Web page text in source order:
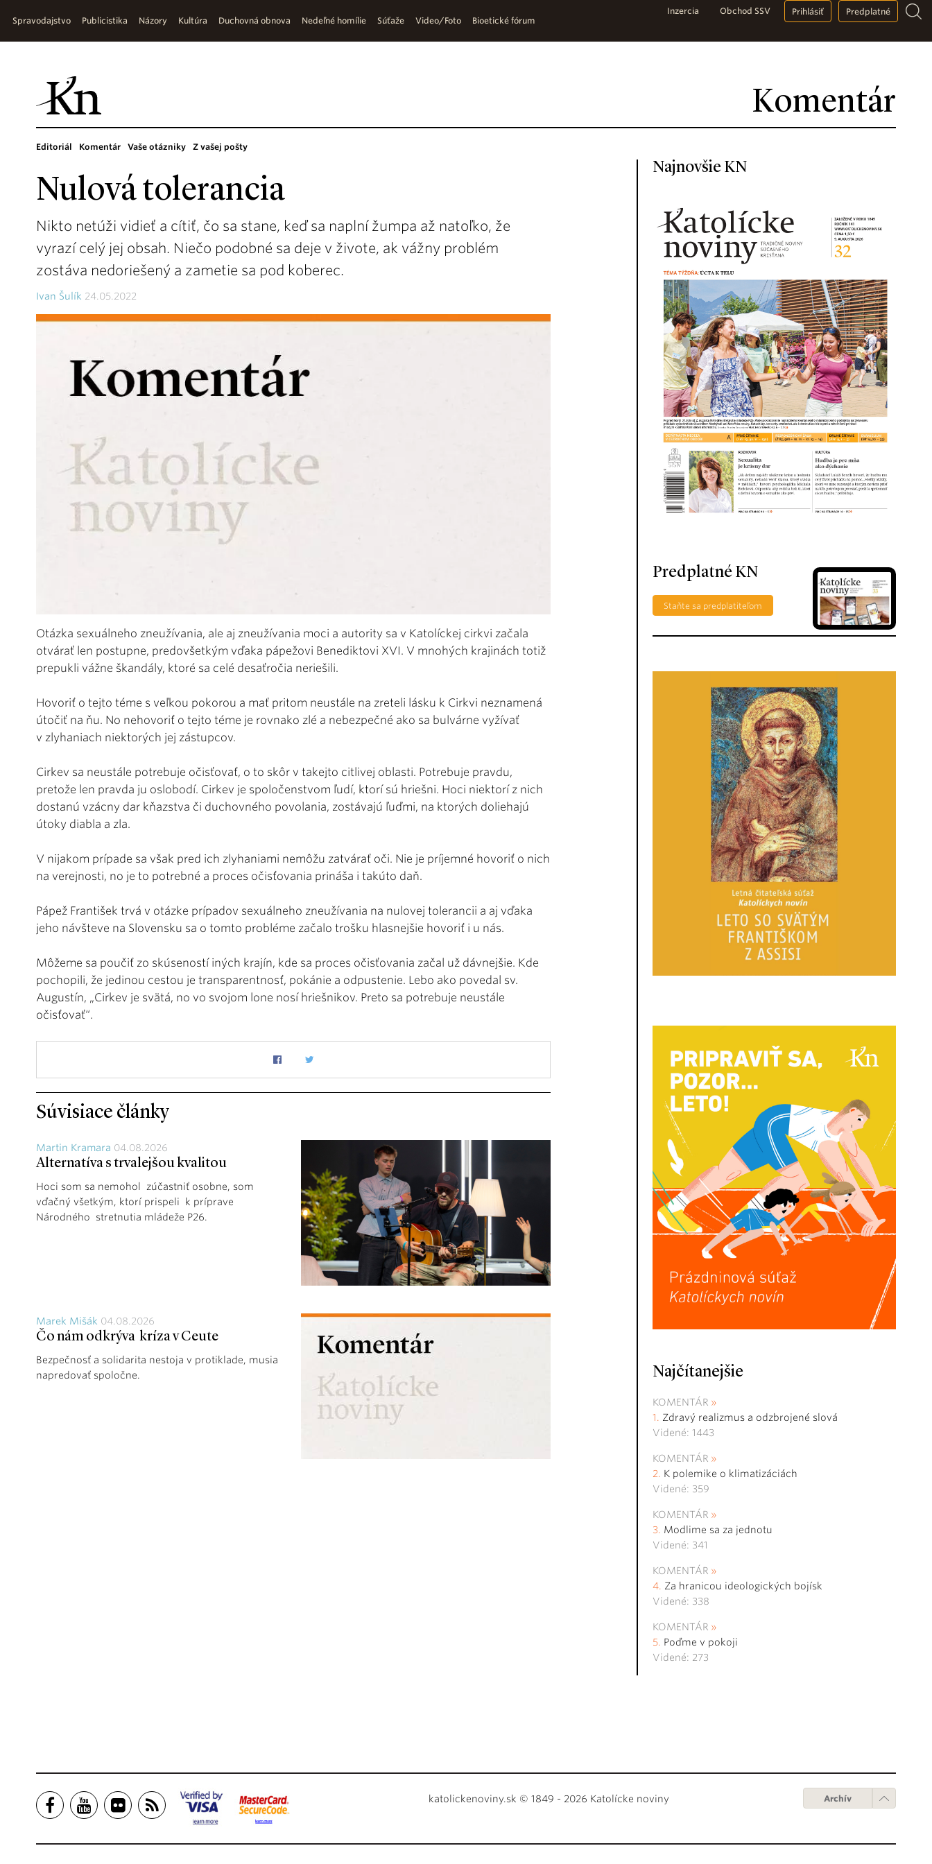
Komentár
Spravodajstvo Publicistika Názory Kultúra Duchovná obnova Nedeľné homílie Súťaže Video/Foto Bioetické fórum
Inzercia Obchod SSV Prihlásiť Predplatné
Editoriál Komentár Vaše otázniky Z vašej pošty
Nulová tolerancia
Nikto netúži vidieť a cítiť, čo sa stane, keď sa naplní žumpa až natoľko, že
vyrazí celý jej obsah. Niečo podobné sa deje v živote, ak vážny problém
zostáva nedoriešený a zametie sa pod koberec.
Ivan Šulík 24.05.2022
Otázka sexuálneho zneužívania, ale aj zneužívania moci a autority sa v Katolíckej cirkvi začala
otvárať len postupne, predovšetkým vďaka pápežovi Benediktovi XVI. V mnohých krajinách totiž
prepukli vážne škandály, ktoré sa celé desaťročia neriešili.
Hovoriť o tejto téme s veľkou pokorou a mať pritom neustále na zreteli lásku k Cirkvi neznamená
útočiť na ňu. No nehovoriť o tejto téme je rovnako zlé a nebezpečné ako sa bulvárne vyžívať
v zlyhaniach niektorých jej zástupcov.
Cirkev sa neustále potrebuje očisťovať, o to skôr v takejto citlivej oblasti. Potrebuje pravdu,
pretože len pravda ju oslobodí. Cirkev je spoločenstvom ľudí, ktorí sú hriešni. Hoci niektorí z nich
dostanú vzácny dar kňazstva či duchovného povolania, zostávajú ľuďmi, na ktorých doliehajú
útoky diabla a zla.
V nijakom prípade sa však pred ich zlyhaniami nemôžu zatvárať oči. Nie je príjemné hovoriť o nich
na verejnosti, no je to potrebné a proces očisťovania prináša i takúto daň.
Pápež František trvá v otázke prípadov sexuálneho zneužívania na nulovej tolerancii a aj vďaka
jeho návšteve na Slovensku sa o tomto probléme začalo trošku hlasnejšie hovoriť i u nás.
Môžeme sa poučiť zo skúseností iných krajín, kde sa proces očisťovania začal už dávnejšie. Kde
pochopili, že jedinou cestou je transparentnosť, pokánie a odpustenie. Lebo ako povedal sv.
Augustín, „Cirkev je svätá, no vo svojom lone nosí hriešnikov. Preto sa potrebuje neustále
očisťovať“.
Súvisiace články
Martin Kramara 04.08.2026
Alternatíva s trvalejšou kvalitou
Hoci som sa nemohol zúčastniť osobne, som
vďačný všetkým, ktorí prispeli k príprave
Národného stretnutia mládeže P26.
Marek Mišák 04.08.2026
Čo nám odkrýva kríza v Ceute
Bezpečnosť a solidarita nestoja v protiklade, musia
napredovať spoločne.
Najnovšie KN
Predplatné KN
Staňte sa predplatiteľom
Najčítanejšie
KOMENTÁR
Zdravý realizmus a odzbrojené slová
Videné: 1443
KOMENTÁR
K polemike o klimatizáciách
Videné: 359
KOMENTÁR
Modlime sa za jednotu
Videné: 341
KOMENTÁR
Za hranicou ideologických bojísk
Videné: 338
KOMENTÁR
Poďme v pokoji
Videné: 273
katolickenoviny.sk © 1849 - 2026 Katolícke noviny Archív